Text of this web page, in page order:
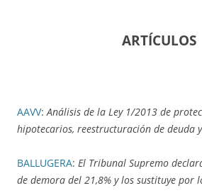
ARTÍCULOS
AAVV:Análisis de la Ley 1/2013 de
hipotecarios, reestructuración de deuda
BALLUGERA: El Tribunal Supremo
de demora del 21,8% y los sustituye por